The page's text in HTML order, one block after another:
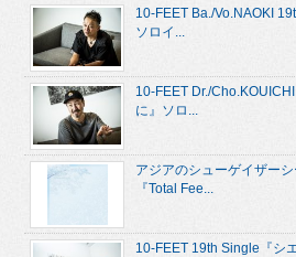
10-FEET Ba./Vo.NAOKI
ソロイ...
10-FEET Dr./
に』ソロ...
アジアのシューゲイザー
『Total Fee...
10-FEET 19th Single『シ